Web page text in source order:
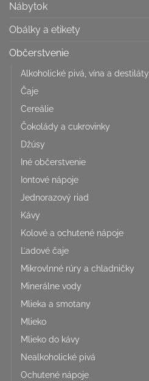
Nábytok
Obálky a etikety
Občerstvenie
Alkoholické pivá, vína a destiláty
Čaje
Cereálie
Čokolády a cukrovinky
Džúsy
Iné občerstvenie
Iontové nápoje
Jednorazový riad
Kávy
Kolové a ochutené nápoje
Ľadové čaje
Mikrovlnné rúry a chladničky
Minerálne vody
Mlieka a smotany
Mlieko
Mlieko do kávy
Nealkoholické pivá
Ochutené nápoje